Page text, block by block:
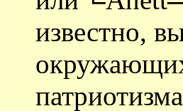
известно,